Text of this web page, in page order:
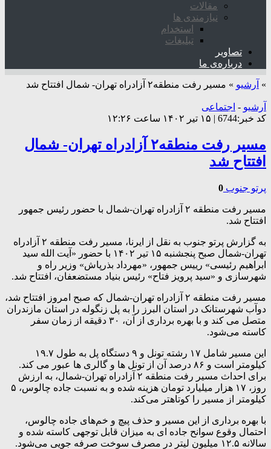
مقالات
نیازمندی ها
استخدام
تبلیغات
تصاویر
درباره‌ی ما
» آرشیو » مسیر رفت منطقه۲ آزادراه تهران- شمال افتتاح شد
آرشیو - اجتماعی
کد خبر:6744 | ۱۵ تیر ۱۴۰۲ ساعت ۱۲:۲۶
مسیر رفت منطقه۲ آزادراه تهران- شمال
افتتاح شد
پرتو جنوب 0
مسیر رفت منطقه ۲ آزادراه تهران-شمال با حضور رئیس جمهور
افتتاح شد.
به گزارش پرتو جنوب به نقل از ایرنا، مسیر رفت منطقه ۲ آزادراه
تهران-شمال صبح پنجشنبه ۱۵ تیر ۱۴۰۲ با حضور «آیت الله سید
ابراهیم رئیسی» رییس جمهور، «مهرداد بذرپاش» وزیر راه و
شهرسازی و «سید پرویز فتاح» رئیس بنیاد مستضعفان، افتتاح شد.
مسیر رفت منطقه ۲ آزادراه تهران-شمال که صبح امروز افتتاح شد،
دوآب شهرستانک در استان البرز را به پل زنگوله در استان مازندران
متصل می کند و با بهره برداری از آن، ۳۰ دقیقه از زمان سفر
کاسته می‌شود.
این مسیر شامل ۱۷ رشته تونل و ۹ دستگاه پل به طول ۱۹.۷
کیلومتر است و ۸۶ درصد آن از تونل ها و گالری ها عبور می کند.
برای احداث مسیر رفت منطقه ۲ آزادراه تهران-شمال، به ارزش
روز، ۱۷ هزار میلیارد تومان هزینه شده و به نسبت جاده چالوس، ۵
کیلومتر از مسیر را کوتاهتر می‌کند.
با بهره برداری از این مسیر و حذف پیچ و خم‌های جاده چالوس،
احتمال وقوع سوانح جاده ای به میزان قابل توجهی کاسته شده و
سالانه ۱۲.۵ میلیون لیتر در مصرف سوخت صرفه جویی می‌شود.